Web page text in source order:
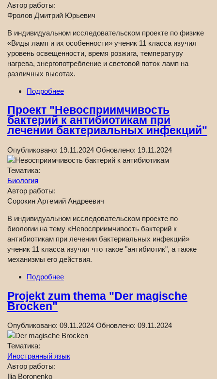
Автор работы:
Фролов Дмитрий Юрьевич
В индивидуальном исследовательском проекте по физике
«Виды ламп и их особенности» ученик 11 класса изучил
уровень освещенности, время розжига, температуру
нагрева, энергопотребление и световой поток ламп на
различных высотах.
Подробнее
Проект "Невосприимчивость
бактерий к антибиотикам при
лечении бактериальных инфекций"
Опубликовано: 19.11.2024 Обновлено: 19.11.2024
Тематика:
Биология
Автор работы:
Сорокин Артемий Андреевич
В индивидуальном исследовательском проекте по
биологии на тему «Невосприимчивость бактерий к
антибиотикам при лечении бактериальных инфекций»
ученик 11 класса изучил что такое "антибиотик", а также
механизмы его действия.
Подробнее
Projekt zum thema "Der magische
Brocken"
Опубликовано: 09.11.2024 Обновлено: 09.11.2024
Тематика:
Иностранный язык
Автор работы:
Ilja Boronenko